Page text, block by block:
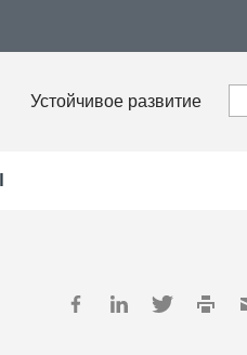
Устойчивое развитие